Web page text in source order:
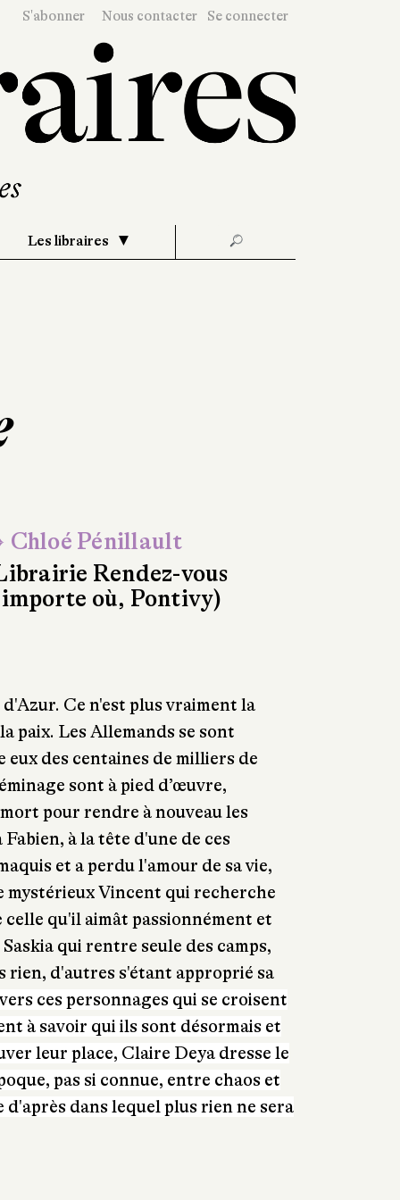
S'abonner Nous contacter Se connecter
Les libraires 🔎
Chloé Pénillault
Rendez-vous
où, Pontivy)
Ce n'est plus vraiment la
paix. Les Allemands se sont
des centaines de milliers de
sont à pied d’œuvre,
pour rendre à nouveau les
à la tête d'une de ces
et a perdu l'amour de sa vie,
mystérieux Vincent qui recherche
qu'il aimât passionnément et
qui rentre seule des camps,
rien, d'autres s'étant approprié sa
ces personnages qui se croisent
à savoir qui ils sont désormais et
leur place, Claire Deya dresse le
pas si connue, entre chaos et
d'après dans lequel plus rien ne sera